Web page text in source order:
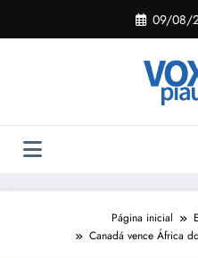
o
09/08/
Página inicial
Canadá vence África